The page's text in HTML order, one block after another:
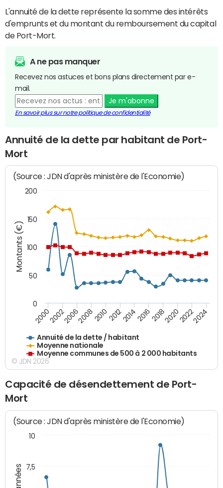
L'annuité de la dette représente la somme des intérêts
d'emprunts et du montant du remboursement du capital
de Port-Mort.
A ne pas manquer
Recevez nos astuces et bons plans directement par e-
mail.
Je m'abonne
En savoir plus sur notre politique de confidentialité
Annuité de la dette par habitant de Port-
Mort
Montants (€)
(Source : JDN d'après ministère de l'Economie)
Annuité de la dette / habitant
Moyenne nationale
Moyenne communes de 500 à 2 000 habitants
200020022006200820102012201420162018202020222024
0
50
100
150
200
© JDN 2026
Capacité de désendettement de Port-
Mort
(Source : JDN d'après ministère de l'Economie)
7,5
10